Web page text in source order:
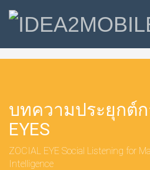
บทความประยุกต์ก
EYES
ZOCIAL EYE Social Listening for
Intelligence